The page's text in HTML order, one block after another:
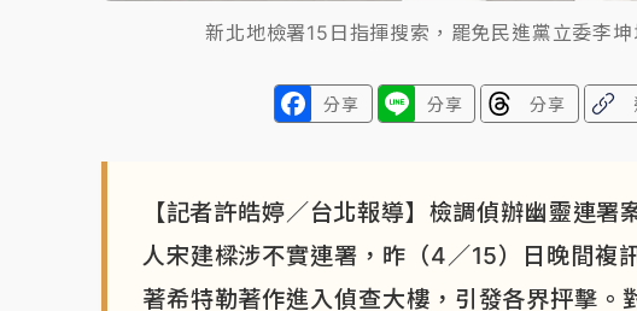
新北地檢署15日指揮搜索，罷免民進黨立委李
分享 分享 分享
【記者許皓婷／台北報導】檢調偵辦幽靈連
人宋建樑涉不實連署，昨（4／15）日晚間複
著希特勒著作進入偵查大樓，引發各界抨擊。